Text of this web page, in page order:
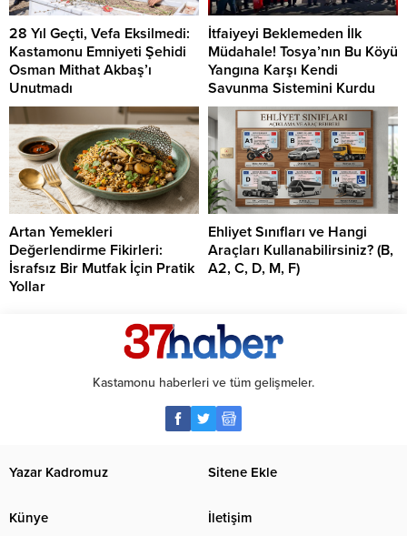
28 Yıl Geçti, Vefa Eksilmedi:
Kastamonu Emniyeti Şehidi
Osman Mithat Akbaş’ı
Unutmadı
İtfaiyeyi Beklemeden İlk
Müdahale! Tosya’nın Bu Köyü
Yangına Karşı Kendi
Savunma Sistemini Kurdu
Artan Yemekleri
Değerlendirme Fikirleri:
İsrafsız Bir Mutfak İçin Pratik
Yollar
Ehliyet Sınıfları ve Hangi
Araçları Kullanabilirsiniz? (B,
A2, C, D, M, F)
Kastamonu haberleri ve tüm gelişmeler.
Yazar Kadromuz Sitene Ekle
Künye İletişim